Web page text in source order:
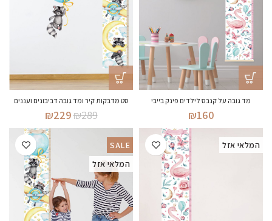
מד גובה על קנבס לילדים פינק בייבי
₪160
סט מדבקות קיר ומד גובה דביבונים ועננים
₪289
המחיר₪229
הוא:
₪229.
המלאי אזל
SALE
המלאי אזל